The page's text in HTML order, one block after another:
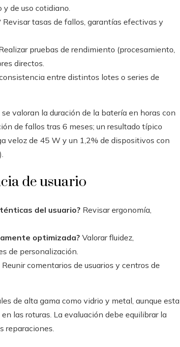
de uso cotidiano.
Revisar tasas de fallos, garantías efectivas y
pruebas de rendimiento (procesamiento,
directos.
entre distintos lotes o series de
valoran la duración de la batería en horas con
de fallos tras 6 meses; un resultado típico
veloz de 45 W y un 1,2% de dispositivos con
de usuario
del usuario? Revisar ergonomía,
optimizada? Valorar fluidez,
de personalización.
Reunir comentarios de usuarios y centros de
de alta gama como vidrio y metal, aunque esta
las roturas. La evaluación debe equilibrar la
reparaciones.